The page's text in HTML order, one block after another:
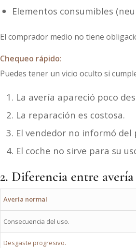
Elementos consumibles
El comprador medio no tiene
Chequeo rápido:
Puedes tener un vicio oculto si
La avería apareció poco
La reparación es costosa.
El vendedor no informó del
El coche no sirve para su
2. Diferencia entre
Avería normal
Consecuencia del uso.
Desgaste progresivo.